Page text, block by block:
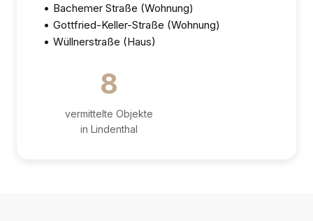
• Bachemer Straße (Wohnung)
• Gottfried-Keller-Straße (Wohnung)
• Wüllnerstraße (Haus)
8
vermittelte Objekte
in Lindenthal